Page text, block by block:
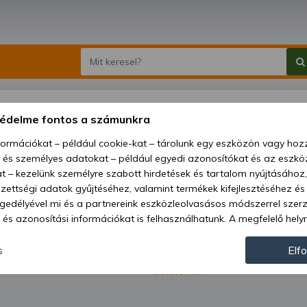
Kapni szeretném a Kelet-Agro Kft.
hírlevélben. Megerősítem, hogy
fontos a számunkra
– például cookie-kat – tárolunk egy eszközön vagy
személyes adatokat – például egyedi azonosítókat és az
– kezelünk személyre szabott hirdetések és tartalom
adatok gyűjtéséhez, valamint termékek kifejlesztéséhez
mi és a partnereink eszközleolvasásos módszerrel
azonosítási információkat is felhasználhatunk. A megfelelő
mi és a partnereink a fent leírtak szerint adatkezelést
megadása vagy elutasítása előtt részletesebb
Felhívjuk figyelmét, hogy személyes adatainak bizonyos
Ön hozzájárulása, de jogában áll tiltakozni az ilyen jellegű